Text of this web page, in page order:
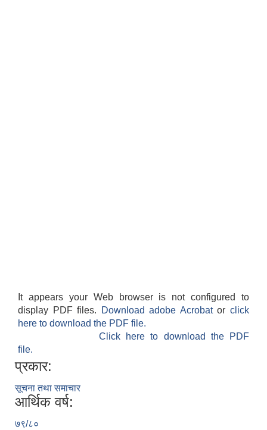
It appears your Web browser is not configured to
display PDF files.
Download adobe Acrobatorclick
here to download the PDF file.
Click here to download the PDF
file.
प्रकार:
सूचना तथा समाचार
आर्थिक वर्ष:
७९/८०